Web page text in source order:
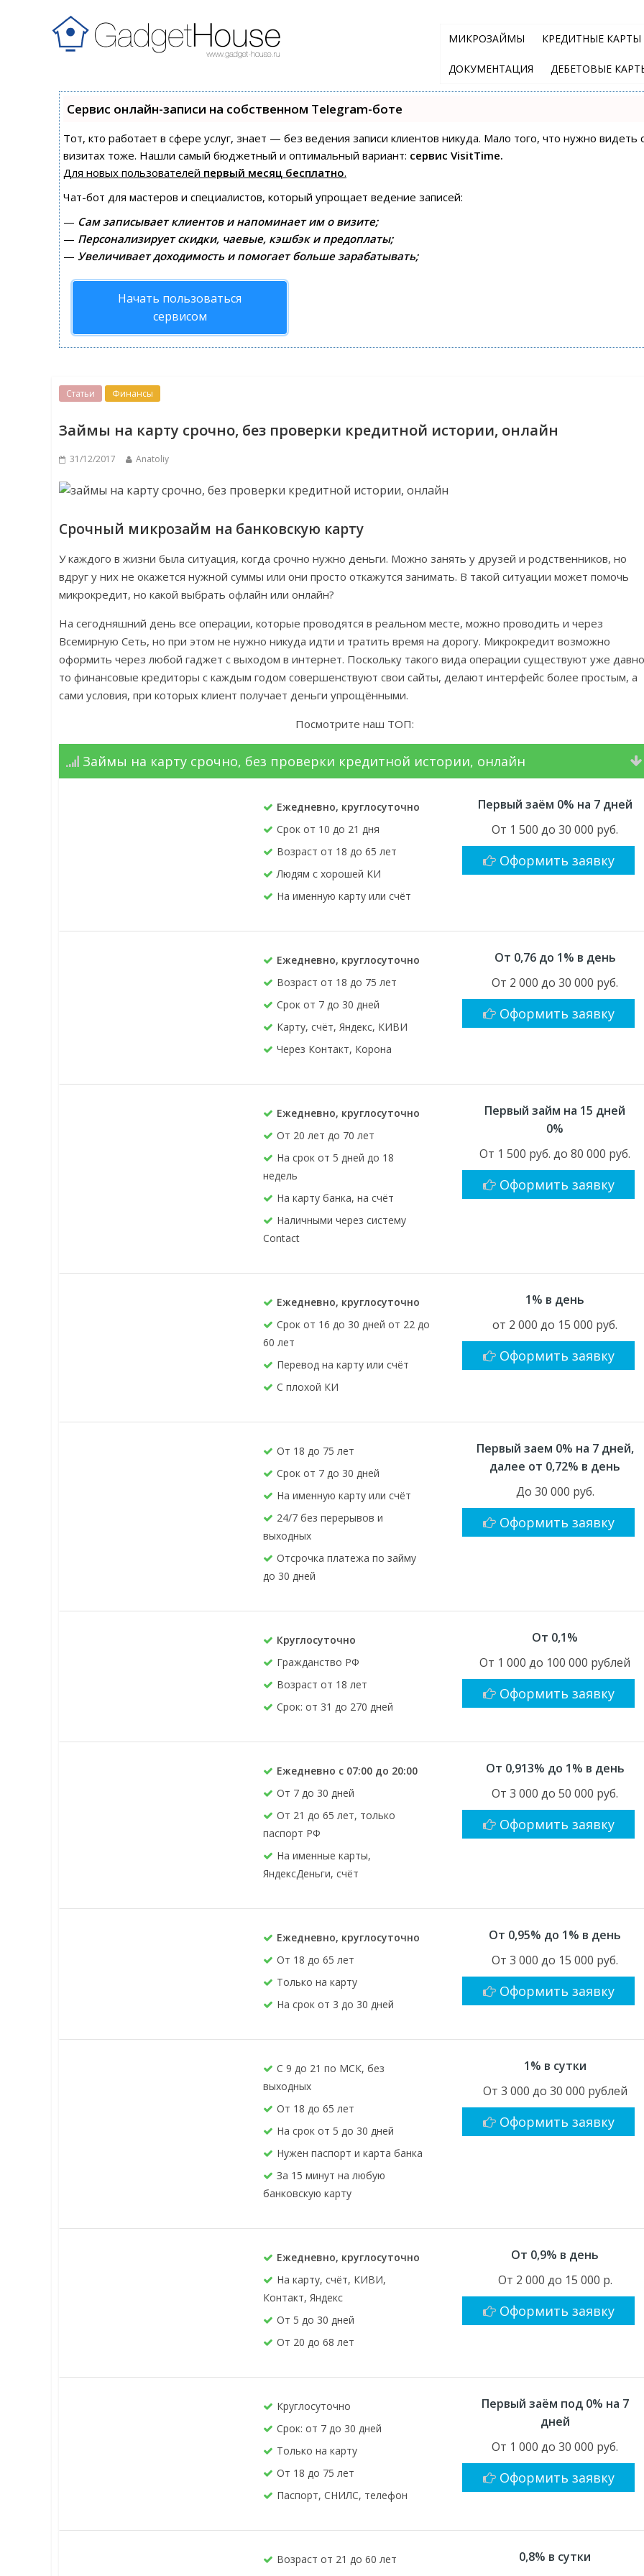
МИКРОЗАЙМЫ КРЕДИТНЫЕ КАРТЫ
ДОКУМЕНТАЦИЯ ДЕБЕТОВЫЕ
Сервис онлайн-записи на собственном Telegram-боте
Тот, кто работает в сфере услуг, знает — без ведения записи клиентов никуда. Мало того, что нужно
визитах тоже. Нашли самый бюджетный и оптимальный вариант: сервис VisitTime.
Для новых пользователей первый месяц бесплатно.
Чат-бот для мастеров и специалистов, который упрощает ведение записей:
— Сам записывает клиентов и напоминает им о визите;
— Персонализирует скидки, чаевые, кэшбэк и предоплаты;
— Увеличивает доходимость и помогает больше зарабатывать;
Начать пользоваться
сервисом
Статьи Финансы
Займы на карту срочно, без проверки кредитной истории, онлайн
31/12/2017 Anatoliy
Срочный микрозайм на банковскую карту
У каждого в жизни была ситуация, когда срочно нужно деньги. Можно занять у друзей и родственников, но
вдруг у них не окажется нужной суммы или они просто откажутся занимать. В такой ситуации может помочь
микрокредит, но какой выбрать офлайн или онлайн?
На сегодняшний день все операции, которые проводятся в реальном месте, можно проводить и через
Всемирную Сеть, но при этом не нужно никуда идти и тратить время на дорогу. Микрокредит возможно
оформить через любой гаджет с выходом в интернет. Поскольку такого вида операции существуют уже
то финансовые кредиторы с каждым годом совершенствуют свои сайты, делают интерфейс более простым, а
сами условия, при которых клиент получает деньги упрощёнными.
Посмотрите наш ТОП:
Займы на карту срочно, без проверки кредитной истории, онлайн
Ежедневно, круглосуточно
Срок от 10 до 21 дня
Возраст от 18 до 65 лет
Людям с хорошей КИ
На именную карту или счёт
Первый заём 0% на 7 дней
От 1 500 до 30 000 руб.
Оформить заявку
Ежедневно, круглосуточно
Возраст от 18 до 75 лет
Срок от 7 до 30 дней
Карту, счёт, Яндекс, КИВИ
Через Контакт, Корона
От 0,76 до 1% в день
От 2 000 до 30 000 руб.
Оформить заявку
Ежедневно, круглосуточно
От 20 лет до 70 лет
На срок от 5 дней до 18
недель
На карту банка, на счёт
Наличными через систему
Contact
Первый займ на 15 дней
0%
От 1 500 руб. до 80 000 руб.
Оформить заявку
Ежедневно, круглосуточно
Срок от 16 до 30 дней от 22 до
60 лет
Перевод на карту или счёт
С плохой КИ
1% в день
от 2 000 до 15 000 руб.
Оформить заявку
От 18 до 75 лет
Срок от 7 до 30 дней
На именную карту или счёт
24/7 без перерывов и
выходных
Отсрочка платежа по займу
до 30 дней
Первый заем 0% на 7 дней,
далее от 0,72% в день
До 30 000 руб.
Оформить заявку
Круглосуточно
Гражданство РФ
Возраст от 18 лет
Срок: от 31 до 270 дней
От 0,1%
От 1 000 до 100 000 рублей
Оформить заявку
Ежедневно с 07:00 до 20:00
От 7 до 30 дней
От 21 до 65 лет, только
паспорт РФ
На именные карты,
ЯндексДеньги, счёт
От 0,913% до 1% в день
От 3 000 до 50 000 руб.
Оформить заявку
Ежедневно, круглосуточно
От 18 до 65 лет
Только на карту
На срок от 3 до 30 дней
От 0,95% до 1% в день
От 3 000 до 15 000 руб.
Оформить заявку
С 9 до 21 по МСК, без
выходных
От 18 до 65 лет
На срок от 5 до 30 дней
Нужен паспорт и карта банка
За 15 минут на любую
банковскую карту
1% в сутки
От 3 000 до 30 000 рублей
Оформить заявку
Ежедневно, круглосуточно
На карту, счёт, КИВИ,
Контакт, Яндекс
От 5 до 30 дней
От 20 до 68 лет
От 0,9% в день
От 2 000 до 15 000 р.
Оформить заявку
Круглосуточно
Срок: от 7 до 30 дней
Только на карту
От 18 до 75 лет
Паспорт, СНИЛС, телефон
Первый заём под 0% на 7
дней
От 1 000 до 30 000 руб.
Оформить заявку
Возраст от 21 до 60 лет
0,8% в сутки